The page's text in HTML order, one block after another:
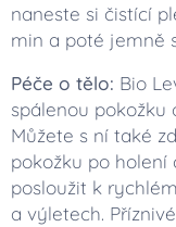
naneste si čistící
min a poté jemně
Péče o tělo: Bio
spálenou pokožku
Můžete s ní také
pokožku po holení
posloužit k
a výletech.